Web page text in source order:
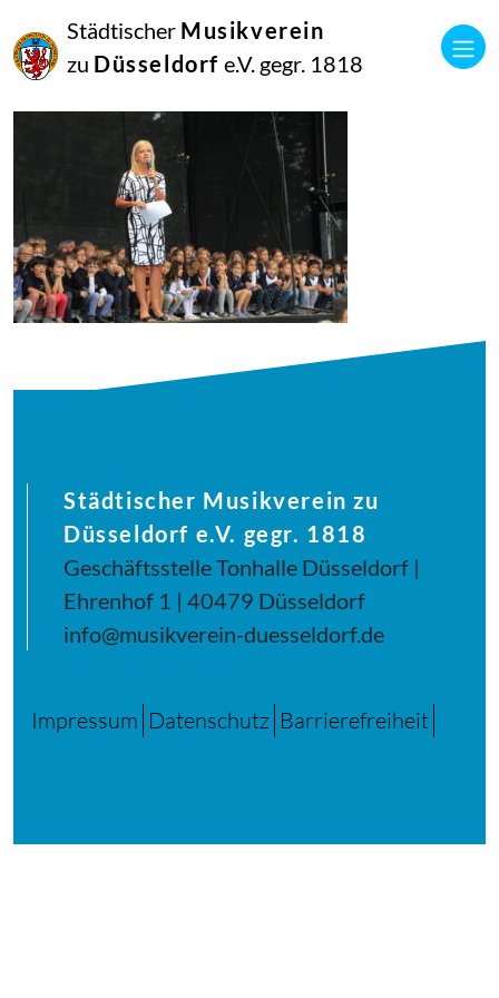
Städtischer Musikverein
zu Düsseldorf e.V. gegr. 1818
Juni
2018
Manfred Hill
Städtischer Musikverein zu
Düsseldorf e.V. gegr. 1818
Geschäftsstelle Tonhalle Düsseldorf |
Ehrenhof 1 | 40479 Düsseldorf
info@musikverein-duesseldorf.de
Impressum Datenschutz Barrierefreiheit